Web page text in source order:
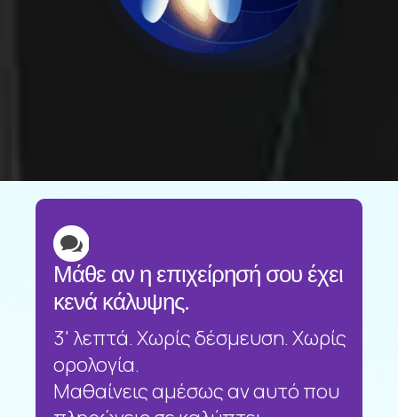

Μάθε αν η επιχείρησή σου έχει
κενά κάλυψης.
3' λεπτά. Χωρίς δέσμευση. Χωρίς
ορολογία.
Μαθαίνεις αμέσως αν αυτό που